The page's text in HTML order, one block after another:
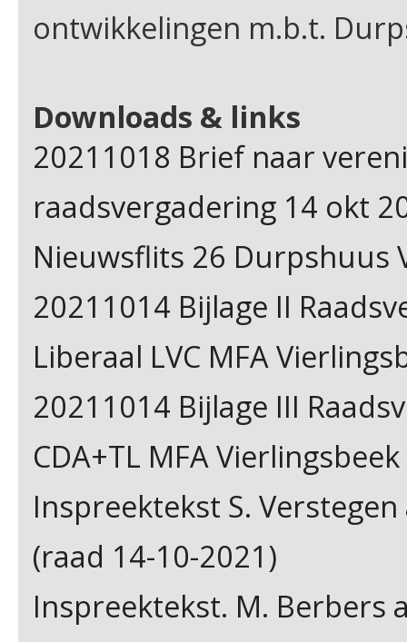
ontwikkelingen m.b.t.
Downloads & links
20211018 Brief naar
raadsvergadering 14 okt
Nieuwsflits 26 Durpshuus
20211014 Bijlage II
Liberaal LVC MFA
20211014 Bijlage III
CDA+TL MFA
Inspreektekst S.
(raad 14-10-2021)
Inspreektekst. M. Berbers